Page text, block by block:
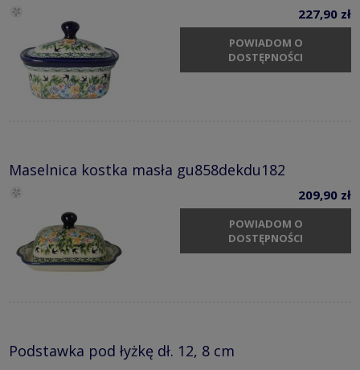
227,90 zł
POWIADOM O
DOSTĘPNOŚCI
Maselnica kostka masła gu858dekdu182
209,90 zł
POWIADOM O
DOSTĘPNOŚCI
Podstawka pod łyżkę dł. 12, 8 cm